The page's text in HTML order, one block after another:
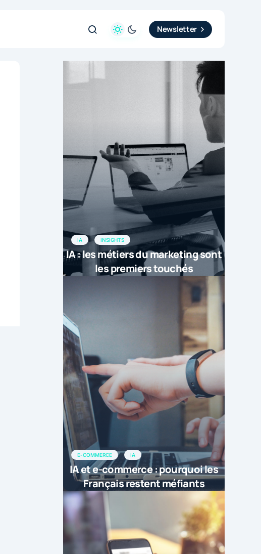
Newsletter
IA INSIGHTS
IA : les métiers du marketing sont
les premiers touchés
E-COMMERCE IA
IA et e-commerce : pourquoi les
Français restent méfiants